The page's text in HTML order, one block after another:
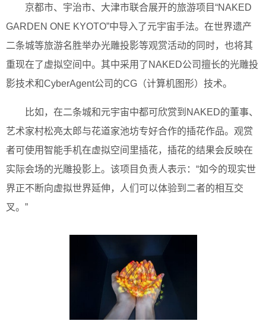
京都市、宇治市、大津市联合展开的旅游项目“NAKED
GARDEN ONE KYOTO”中导入了元宇宙手法。在世界遗产
二条城等旅游名胜举办光雕投影等观赏活动的同时，也将其
重现在了虚拟空间中。其中采用了NAKED公司擅长的光雕投
影技术和CyberAgent公司的CG（计算机图形）技术。
比如，在二条城和元宇宙中都可欣赏到NAKED的董事、
艺术家村松亮太郎与花道家池坊专好合作的插花作品。观赏
者可使用智能手机在虚拟空间里插花，插花的结果会反映在
实际会场的光雕投影上。该项目负责人表示：“如今的现实世
界正不断向虚拟世界延伸，人们可以体验到二者的相互交
叉。”